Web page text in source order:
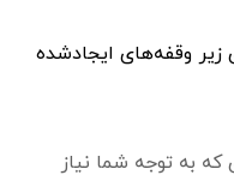
زیر وقفه‌ها‌ی ایجاد‌‌شده
که به توجه شما نیاز